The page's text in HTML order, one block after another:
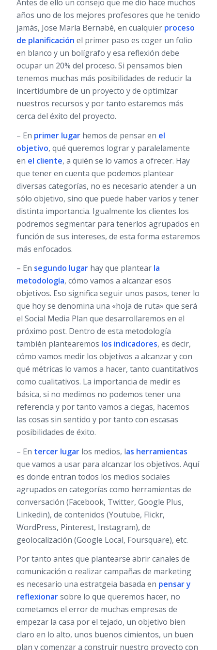
Antes de ello un consejo que me dio hace muchos
años uno de los mejores profesores que he tenido
jamás, Jose María Bernabé, en cualquier proceso
de planificación el primer paso es coger un folio
en blanco y un bolígrafo y esa reflexión debe
ocupar un 20% del proceso. Si pensamos bien
tenemos muchas más posibilidades de reducir la
incertidumbre de un proyecto y de optimizar
nuestros recursos y por tanto estaremos más
cerca del éxito del proyecto.
– En primer lugarhemos de pensar en el
objetivo, qué queremos lograr y paralelamente
en el cliente, a quién se lo vamos a ofrecer. Hay
que tener en cuenta que podemos plantear
diversas categorías, no es necesario atender a un
sólo objetivo, sino que puede haber varios y tener
distinta importancia. Igualmente los clientes los
podremos segmentar para tenerlos agrupados en
función de sus intereses, de esta forma estaremos
más enfocados.
– En segundo lugarhay que plantear la
metodología, cómo vamos a alcanzar esos
objetivos. Eso significa seguir unos pasos, tener lo
que hoy se denomina una «hoja de ruta» que será
el Social Media Plan que desarrollaremos en el
próximo post. Dentro de esta metodología
también plantearemos los indicadores, es decir,
cómo vamos medir los objetivos a alcanzar y con
qué métricas lo vamos a hacer, tanto cuantitativos
como cualitativos. La importancia de medir es
básica, si no medimos no podemos tener una
referencia y por tanto vamos a ciegas, hacemos
las cosas sin sentido y por tanto con escasas
posibilidades de éxito.
– En tercer lugarlos medios, las herramientas
que vamos a usar para alcanzar los objetivos. Aquí
es donde entran todos los medios sociales
agrupados en categorías como herramientas de
conversación (Facebook, Twitter, Google Plus,
Linkedin), de contenidos (Youtube, Flickr,
WordPress, Pinterest, Instagram), de
geolocalización (Google Local, Foursquare), etc.
Por tanto antes que plantearse abrir canales de
comunicación o realizar campañas de marketing
es necesario una estratgeia basada en pensar y
reflexionarsobre lo que queremos hacer, no
cometamos el error de muchas empresas de
empezar la casa por el tejado, un objetivo bien
claro en lo alto, unos buenos cimientos, un buen
plan y comenzar a construir nuestro proyecto con